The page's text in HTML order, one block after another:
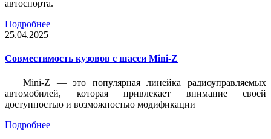
автоспорта.
Подробнее
25.04.2025
Совместимость кузовов с шасси Mini-Z
Mini-Z — это популярная линейка радиоуправляемых
автомобилей, которая привлекает внимание своей
доступностью и возможностью модификации
Подробнее